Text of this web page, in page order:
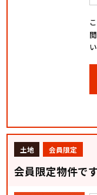
土地 会員限定
会員限定物件で